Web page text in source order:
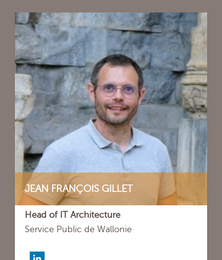
JEAN FRANÇOIS GILLET
Head of IT Architecture
Service Public de Wallonie